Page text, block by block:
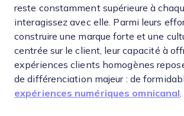
reste constamment supérieure à
interagissez avec elle. Parmi leurs
construire une marque forte et une
centrée sur le client, leur capacité à
expériences clients homogènes
de différenciation majeur : de
expériences numériques omnicanal